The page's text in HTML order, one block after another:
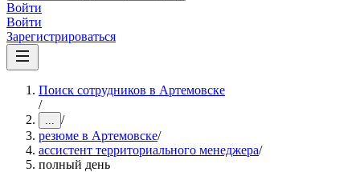
Войти
Войти
Зарегистрироваться
Поиск сотрудников в Артемовске
/
... /
резюме в Артемовске/
ассистент территориального менеджера/
полный день